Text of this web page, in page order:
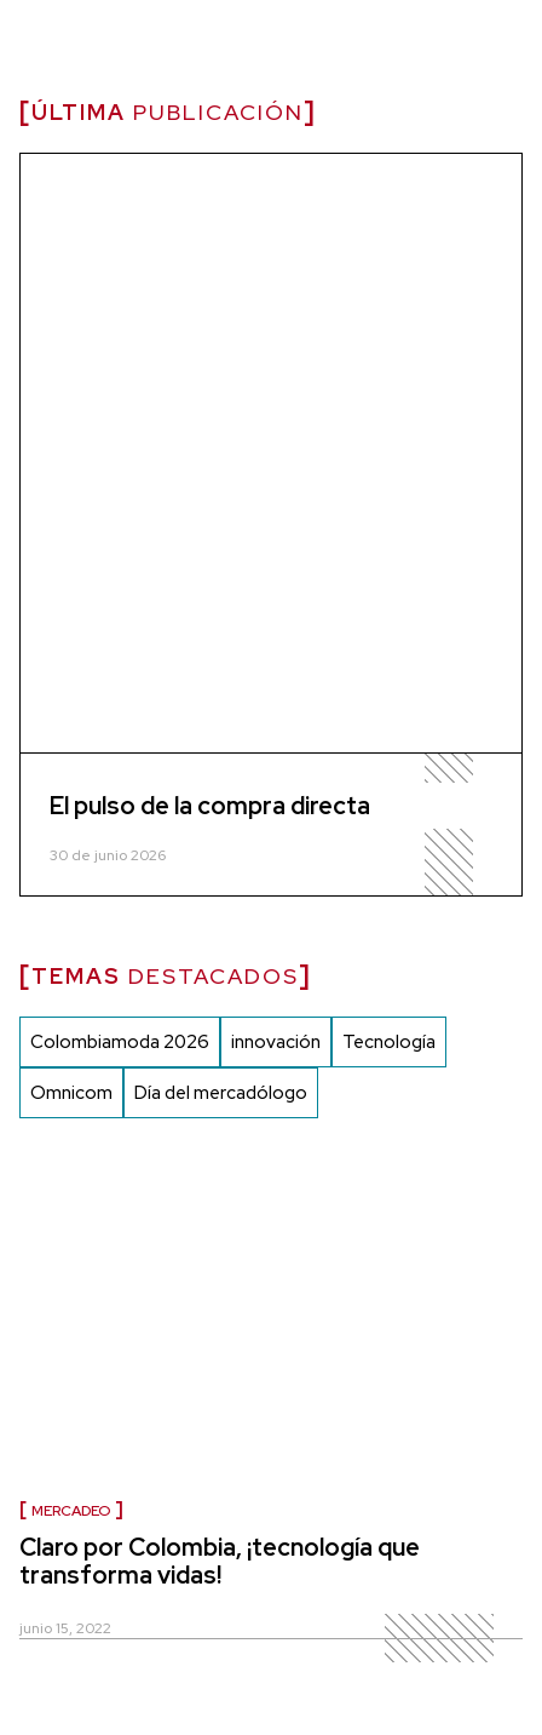
ÚLTIMA PUBLICACIÓN
El pulso de la compra directa
30 de junio 2026
TEMAS DESTACADOS
Colombiamoda 2026 innovación Tecnología
Omnicom Día del mercadólogo
MERCADEO
Claro por Colombia, ¡tecnología que
transforma vidas!
junio 15, 2022